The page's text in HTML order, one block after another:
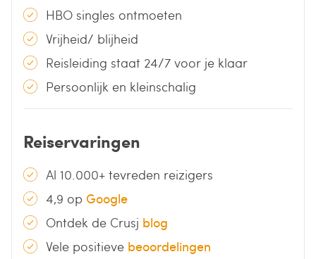
HBO singles ontmoeten
Vrijheid/ blijheid
Reisleiding staat 24/7 voor je klaar
Persoonlijk en kleinschalig
Reiservaringen
Al 10.000+ tevreden reizigers
4,9 op Google
Ontdek de Crusj blog
Vele positieve beoordelingen